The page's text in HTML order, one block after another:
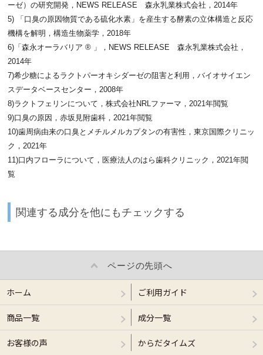
ーゼ）の研究開発，NEWS RELEASE 森永乳業株式会社，2014年
5) 「口臭の原因物質である硫化水素」を産生する酵素の立体構造と反応
機構を解明，構造生物薬学，2018年
6)「森永オーラバリア ® 」，NEWS RELEASE 森永乳業株式会社，
2014年
7)希少糖によるラクトパーオキシダーゼの阻害と利用，バイオサイエン
スデータベースセンター，2008年
8)ラクトフェリンについて，株式会社NRLファーマ，2021年閲覧
9)口臭の原因，赤坂見附歯科，2021年閲覧
10)歯周病由来の口臭とメチルメルカプタンの有害性，東京国際クリニッ
ク，2021年
11)口内フローラについて，医療法人のはら歯科クリニック，2021年閲
覧
関連する成分を他にもチェックする
ページの先頭へ
ホーム ご利用ガイド
商品一覧 成分一覧
お客様の声 からだタイムズ